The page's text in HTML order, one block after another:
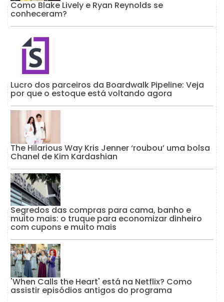
Como Blake Lively e Ryan Reynolds se
conheceram?
Lucro dos parceiros da Boardwalk Pipeline: Veja
por que o estoque está voltando agora
The Hilarious Way Kris Jenner ‘roubou’ uma bolsa
Chanel de Kim Kardashian
Segredos das compras para cama, banho e
muito mais: o truque para economizar dinheiro
com cupons e muito mais
'When Calls the Heart' está na Netflix? Como
assistir episódios antigos do programa